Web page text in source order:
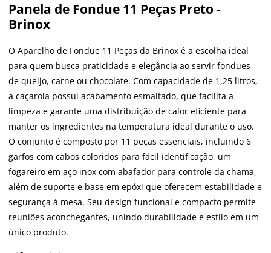
Panela de Fondue 11 Peças Preto -
Brinox
O Aparelho de Fondue 11 Peças da Brinox é a escolha ideal
para quem busca praticidade e elegância ao servir fondues
de queijo, carne ou chocolate. Com capacidade de 1,25 litros,
a caçarola possui acabamento esmaltado, que facilita a
limpeza e garante uma distribuição de calor eficiente para
manter os ingredientes na temperatura ideal durante o uso.
O conjunto é composto por 11 peças essenciais, incluindo 6
garfos com cabos coloridos para fácil identificação, um
fogareiro em aço inox com abafador para controle da chama,
além de suporte e base em epóxi que oferecem estabilidade e
segurança à mesa. Seu design funcional e compacto permite
reuniões aconchegantes, unindo durabilidade e estilo em um
único produto.